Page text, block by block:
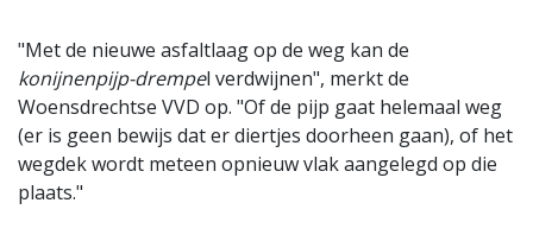
"Met de nieuwe asfaltlaag op de weg kan de
konijnenpijp-drempel verdwijnen", merkt de
Woensdrechtse VVD op. "Of de pijp gaat helemaal weg
(er is geen bewijs dat er diertjes doorheen gaan), of het
wegdek wordt meteen opnieuw vlak aangelegd op die
plaats."